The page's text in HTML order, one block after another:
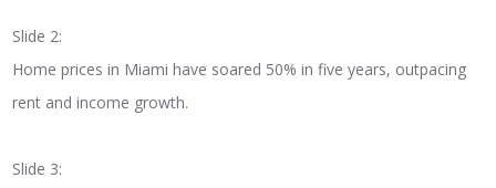
Slide 2:
Home prices in Miami have soared 50% in five years, outpacing
rent and income growth.
Slide 3: